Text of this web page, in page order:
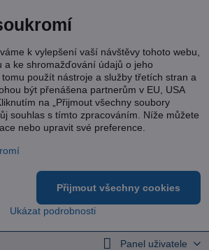
Panel uživatele
k vylepšení vaší návštěvy tohoto webu,
a ke shromažďování údajů o jeho
použít nástroje a služby třetích stran a
být přenášena partnerům v EU, USA
na „Přijmout všechny soubory
souhlas s tímto zpracováním. Níže můžete
nebo upravit své preference.
Ukázat podrobnosti
Přijmout všechny cookies